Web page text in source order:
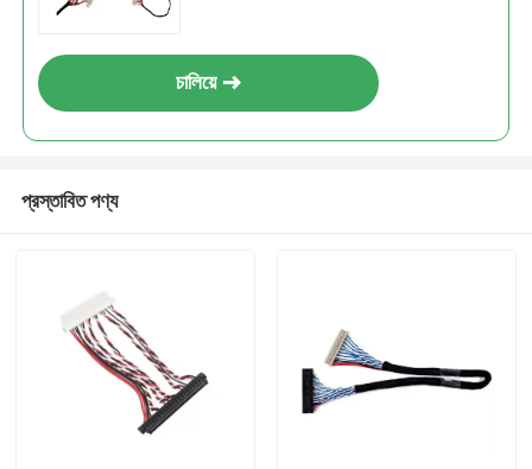
চালিয়ে
প্রস্তাবিত পণ্য